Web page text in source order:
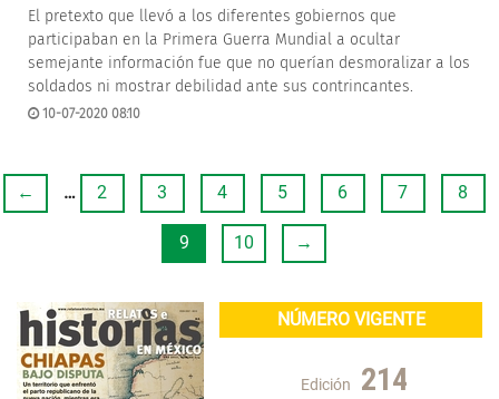
El pretexto que llevó a los diferentes gobiernos que
participaban en la Primera Guerra Mundial a ocultar
semejante información fue que no querían desmoralizar a los
soldados ni mostrar debilidad ante sus contrincantes.
10-07-2020 08:10
← … 2 3 4 5 6 7 8
9 10 →
NÚMERO VIGENTE
Edición 214